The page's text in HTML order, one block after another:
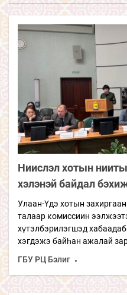
Ниислэл хотын
хэлэнэй байдал
Улаан-Үдэ хотын
талаар комиссиин
хүтэлбэрилэгшэд
хэгдэжэ байһан ажалай
ГБУ РЦ Бэлиг